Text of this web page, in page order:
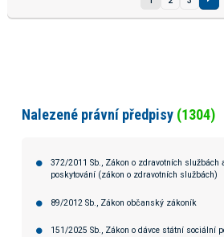
Nalezené právní předpisy (1304)
372/2011 Sb., Zákon o zdravotních službách
poskytování (zákon o zdravotních službách)
89/2012 Sb., Zákon občanský zákoník
151/2025 Sb., Zákon o dávce státní sociální